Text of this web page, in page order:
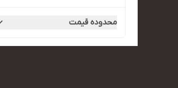
محدوده قیمت